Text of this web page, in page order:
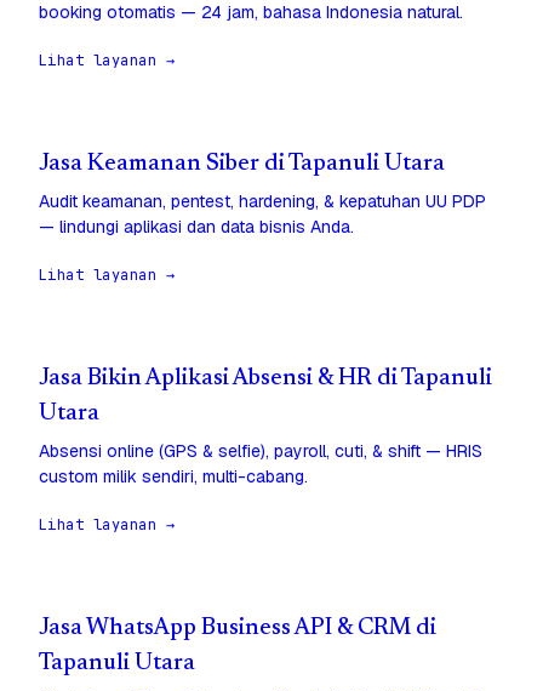
booking otomatis — 24 jam, bahasa Indonesia natural.
Lihat layanan →
Jasa Keamanan Siber di Tapanuli Utara
Audit keamanan, pentest, hardening, & kepatuhan UU PDP
— lindungi aplikasi dan data bisnis Anda.
Lihat layanan →
Jasa Bikin Aplikasi Absensi & HR di Tapanuli
Utara
Absensi online (GPS & selfie), payroll, cuti, & shift — HRIS
custom milik sendiri, multi-cabang.
Lihat layanan →
Jasa WhatsApp Business API & CRM di
Tapanuli Utara